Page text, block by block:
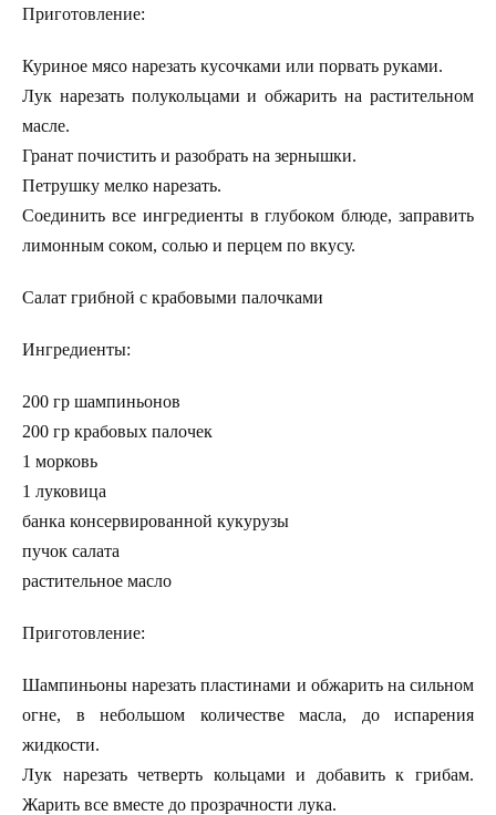
Приготовление:
Куриное мясо нарезать кусочками или порвать руками.
Лук нарезать полукольцами и обжарить на растительном
масле.
Гранат почистить и разобрать на зернышки.
Петрушку мелко нарезать.
Соединить все ингредиенты в глубоком блюде, заправить
лимонным соком, солью и перцем по вкусу.
Салат грибной с крабовыми палочками
Ингредиенты:
200 гр шампиньонов
200 гр крабовых палочек
1 морковь
1 луковица
банка консервированной кукурузы
пучок салата
растительное масло
Приготовление:
Шампиньоны нарезать пластинами и обжарить на сильном
огне, в небольшом количестве масла, до испарения
жидкости.
Лук нарезать четверть кольцами и добавить к грибам.
Жарить все вместе до прозрачности лука.